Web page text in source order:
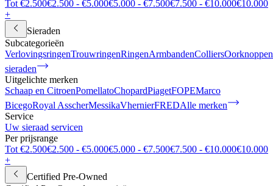
Tot €2.500€2.500 - €5.000€5.000 - €7.500€7.500 - €10.000€10.000
+
Sieraden
Subcategorieën
VerlovingsringenTrouwringenRingenArmbandenColliersOorknoppen
sieraden
Uitgelichte merken
Schaap en CitroenPomellatoChopardPiagetFOPEMarco
BicegoRoyal AsscherMessikaVhernierFREDAlle merken
Service
Uw sieraad servicen
Per prijsrange
Tot €2.500€2.500 - €5.000€5.000 - €7.500€7.500 - €10.000€10.000
+
Certified Pre-Owned